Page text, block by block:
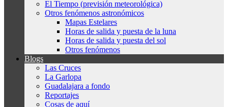
El Tiempo (previsión meteorológica)
Otros fenómenos astronómicos
Mapas Estelares
Horas de salida y puesta de la luna
Horas de salida y puesta del sol
Otros fenómenos
Blogs
Las Cruces
La Garlopa
Guadalajara a fondo
Reportajes
Cosas de aquí